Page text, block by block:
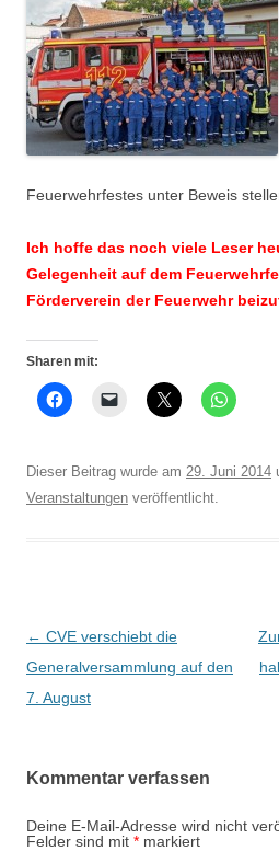
Feuerwehrfestes unter Beweis
Ich hoffe das noch viele Leser
Gelegenheit auf dem
Förderverein der Feuerwehr
Sharen mit:
Dieser Beitrag wurde am 29. Juni 2014
Veranstaltungen veröffentlicht.
Beitrags-
Navigation
← CVE verschiebt die
Generalversammlung auf den
7. August
Kommentar verfassen
Deine E-Mail-Adresse wird nicht
Felder sind mit * markiert